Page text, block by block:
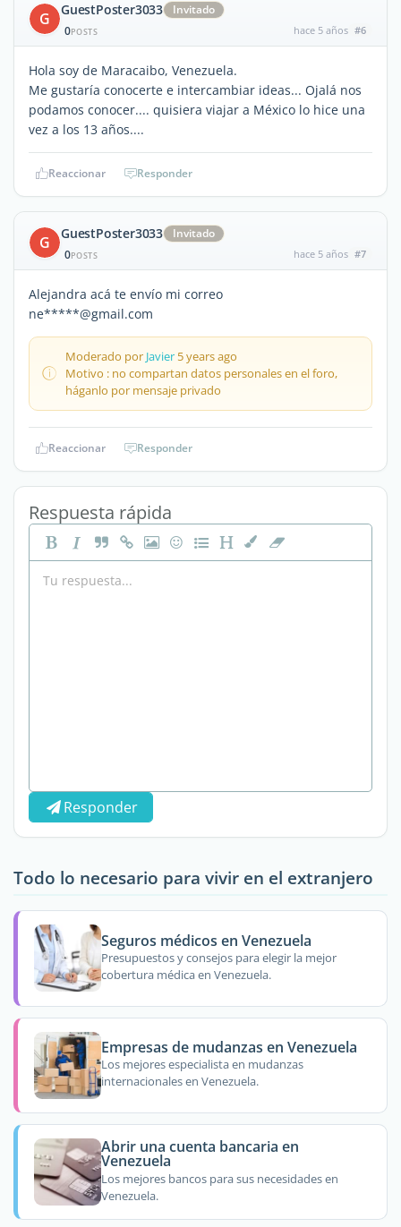
G GuestPoster3033
Invitado
0POSTS hace 5 años #6
Hola soy de Maracaibo, Venezuela.
Me gustaría conocerte e intercambiar ideas... Ojalá nos
podamos conocer.... quisiera viajar a México lo hice una
vez a los 13 años....
Reaccionar Responder
G GuestPoster3033
Invitado
0POSTS hace 5 años #7
Alejandra acá te envío mi correo
ne*****@gmail.com
Moderado por Javier 5 years ago
Motivo : no compartan datos personales en el foro,
háganlo por mensaje privado
Reaccionar Responder
Respuesta rápida
Responder
Todo lo necesario para vivir en el extranjero
Seguros médicos en Venezuela
Presupuestos y consejos para elegir la mejor
cobertura médica en Venezuela.
Empresas de mudanzas en Venezuela
Los mejores especialista en mudanzas
internacionales en Venezuela.
Abrir una cuenta bancaria en
Venezuela
Los mejores bancos para sus necesidades en
Venezuela.